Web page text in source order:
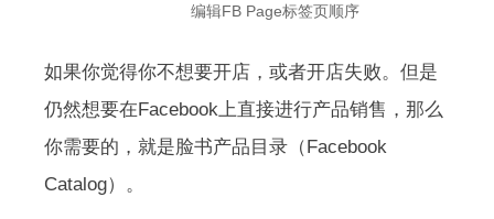
编辑FB Page标签页顺序
如果你觉得你不想要开店，或者开店失败。但是
仍然想要在Facebook上直接进行产品销售，那么
你需要的，就是脸书产品目录（Facebook
Catalog）。